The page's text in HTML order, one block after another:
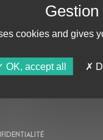
cookies and gives
OK, accept all